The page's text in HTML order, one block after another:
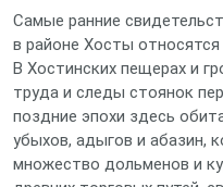
Самые ранние
в районе Хосты относятся
В Хостинских пещерах и
труда и следы стоянок
поздние эпохи здесь
убыхов, адыгов и абазин,
множество дольменов и